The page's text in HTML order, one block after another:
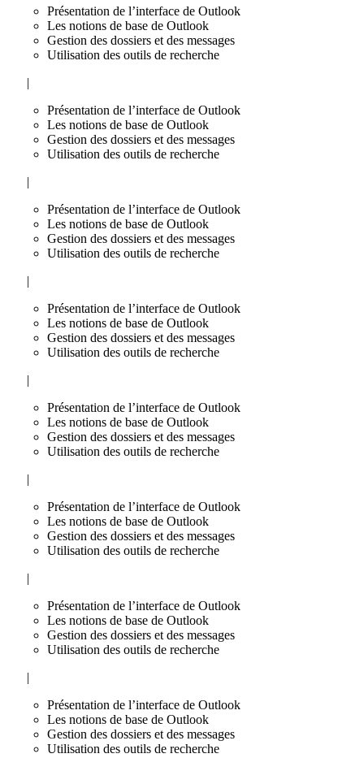
Présentation de l’interface de Outlook
Les notions de base de Outlook
Gestion des dossiers et des messages
Utilisation des outils de recherche
|
Présentation de l’interface de Outlook
Les notions de base de Outlook
Gestion des dossiers et des messages
Utilisation des outils de recherche
|
Présentation de l’interface de Outlook
Les notions de base de Outlook
Gestion des dossiers et des messages
Utilisation des outils de recherche
|
Présentation de l’interface de Outlook
Les notions de base de Outlook
Gestion des dossiers et des messages
Utilisation des outils de recherche
|
Présentation de l’interface de Outlook
Les notions de base de Outlook
Gestion des dossiers et des messages
Utilisation des outils de recherche
|
Présentation de l’interface de Outlook
Les notions de base de Outlook
Gestion des dossiers et des messages
Utilisation des outils de recherche
|
Présentation de l’interface de Outlook
Les notions de base de Outlook
Gestion des dossiers et des messages
Utilisation des outils de recherche
|
Présentation de l’interface de Outlook
Les notions de base de Outlook
Gestion des dossiers et des messages
Utilisation des outils de recherche